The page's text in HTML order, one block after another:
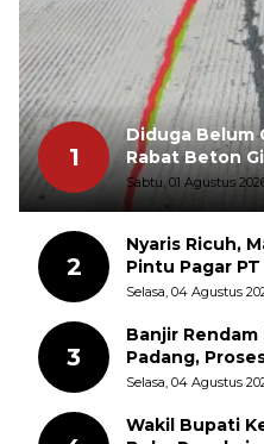
1
Diduga Belum
Rabat Beton
Sudah Pecah
Sabtu, 01 Agustus
2
Nyaris Ricuh,
Pintu Pagar
Selasa, 04 Agustus
3
Banjir
Padang,
Berlangsung
Selasa, 04 Agustus
Wakil Bupati